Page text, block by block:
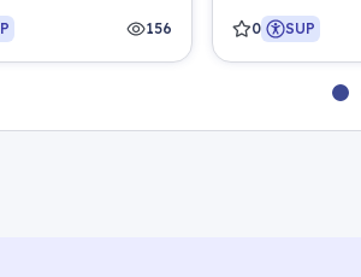
156 0 SUP